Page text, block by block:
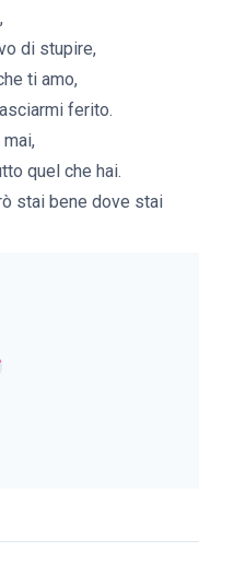
di stupire,
ti amo,
ferito.
quel che hai.
stai bene dove stai